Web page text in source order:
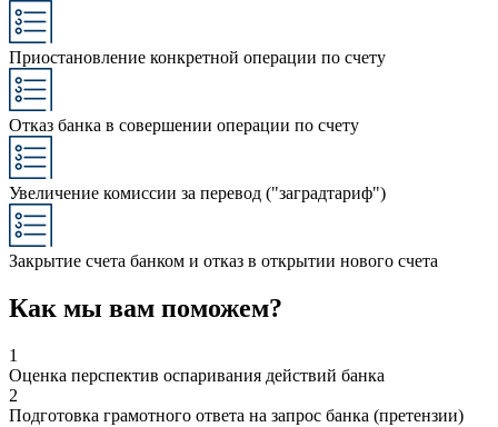
Приостановление конкретной операции по счету
Отказ банка в совершении операции по счету
Увеличение комиссии за перевод ("заградтариф")
Закрытие счета банком и отказ в открытии нового счета
Как мы вам поможем?
1
Оценка перспектив оспаривания действий банка
2
Подготовка грамотного ответа на запрос банка (претензии)